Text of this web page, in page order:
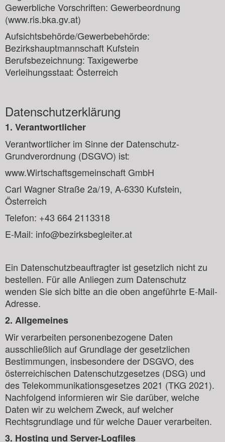
Gewerbliche Vorschriften: Gewerbeordnung
(www.ris.bka.gv.at)
Aufsichtsbehörde/Gewerbebehörde:
Bezirkshauptmannschaft Kufstein
Berufsbezeichnung: Taxigewerbe
Verleihungsstaat: Österreich
Datenschutzerklärung
1. Verantwortlicher
Verantwortlicher im Sinne der Datenschutz-
Grundverordnung (DSGVO) ist:
www.Wirtschaftsgemeinschaft GmbH
Carl Wagner Straße 2a/19, A-6330 Kufstein,
Österreich
Telefon: +43 664 2113318
E-Mail: info@bezirksbegleiter.at
Ein Datenschutzbeauftragter ist gesetzlich nicht zu
bestellen. Für alle Anliegen zum Datenschutz
wenden Sie sich bitte an die oben angeführte E-Mail-
Adresse.
2. Allgemeines
Wir verarbeiten personenbezogene Daten
ausschließlich auf Grundlage der gesetzlichen
Bestimmungen, insbesondere der DSGVO, des
österreichischen Datenschutzgesetzes (DSG) und
des Telekommunikationsgesetzes 2021 (TKG 2021).
Nachfolgend informieren wir Sie darüber, welche
Daten wir zu welchem Zweck, auf welcher
Rechtsgrundlage und für welche Dauer verarbeiten.
3. Hosting und Server-Logfiles